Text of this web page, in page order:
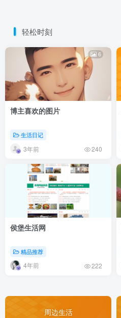
轻松时刻
6
博主喜欢的图片
生活日记
3年前 240
侯堡生活网
精品推荐
4年前 222
周边生活